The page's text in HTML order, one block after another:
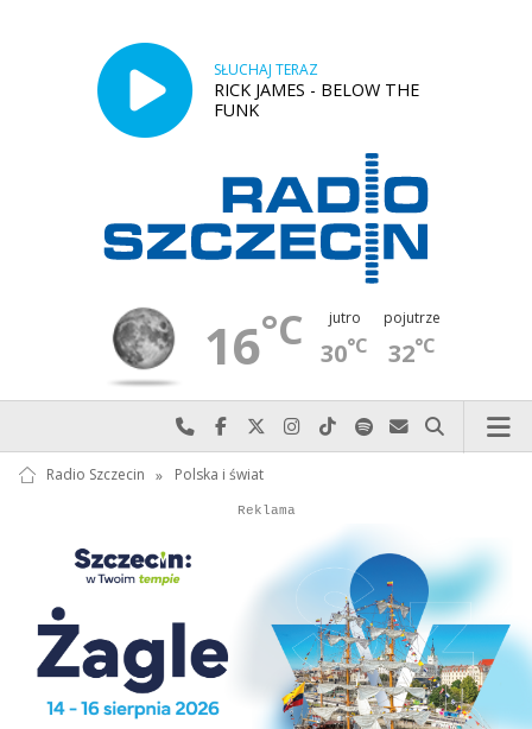
SŁUCHAJ TERAZ
RICK JAMES - BELOW THE
FUNK
16°C jutro
30°C
pojutrze
32°C
Najlepiej po prostu do nas zadzwoń
Odwiedź nas na Facebook-u
Odwiedź nas na X
Odwiedź nas na Instagram-ie
Odwiedź nas na TikTok-u
Szukaj nas na Spotify
Wyślij do nas
Szukaj
Radio Szczecin » Polska i świat
Autopromocja
Reklama